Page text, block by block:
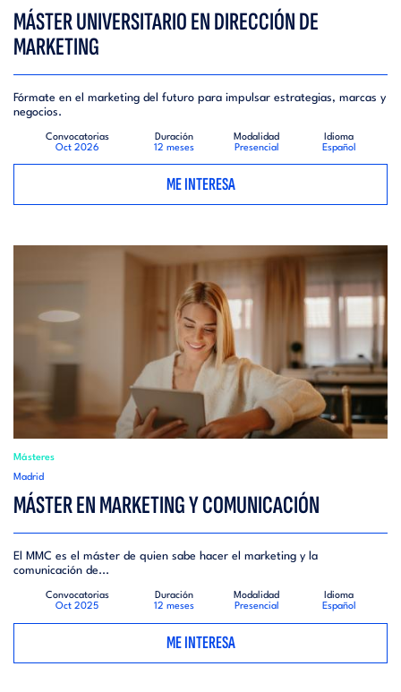
MÁSTER UNIVERSITARIO EN DIRECCIÓN DE
MARKETING
Fórmate en el marketing del futuro para impulsar estrategias, marcas y
negocios.
Convocatorias
Oct 2026
Duración
12 meses
Modalidad
Presencial
Idioma
Español
ME INTERESA
Másteres
Madrid
MÁSTER EN MARKETING Y COMUNICACIÓN
El MMC es el máster de quien sabe hacer el marketing y la
comunicación de...
Convocatorias
Oct 2025
Duración
12 meses
Modalidad
Presencial
Idioma
Español
ME INTERESA